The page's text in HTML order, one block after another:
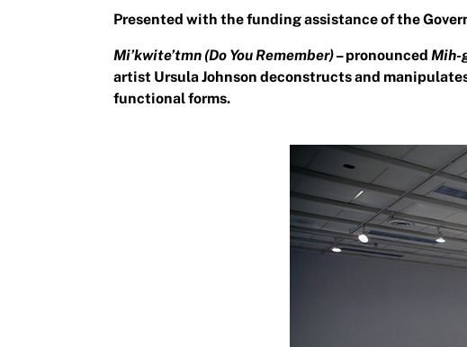
Presented with the funding assistance of the
Mi’kwite’tmn (Do You Remember)– pronounced Mih-
artist Ursula Johnson deconstructs and
functional forms.